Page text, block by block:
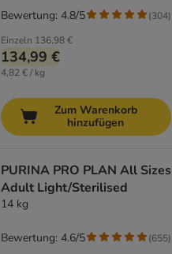
Einzeln 136,98 €
134,99 €
4,82 € / kg
Bewertung: 4.8/5 (304)
Zum Warenkorb
hinzufügen
PURINA PRO PLAN All Sizes
Adult Light/Sterilised
14 kg
Bewertung: 4.6/5 (655)